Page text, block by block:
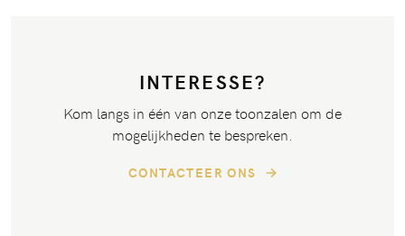
INTERESSE?
Kom langs in één van onze toonzalen om de
mogelijkheden te bespreken.
CONTACTEER ONS